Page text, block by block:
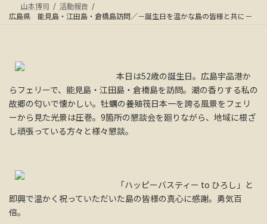
:
山本博司
活動報告
広島県 能見島・江田島・倉橋島訪問／－誕生日を温かな島の皆様と共に－
本日は52歳の誕生日。広島宇品港か
らフェリーで、能見島・江田島・倉橋島を訪問。潮の香りする私の
故郷の匂いで懐かしい。牡蠣の養殖筏日本一を誇る風景をフェリ
ーから見た光景は圧巻。9箇所の懇談会を廻りながら、地域に根ざ
し頑張っている方々と様々懇談。
「ハッピーバスティー to ひろし」と
即興で温かく祝っていただいた島の皆様の真心に感謝。勇気百
倍。